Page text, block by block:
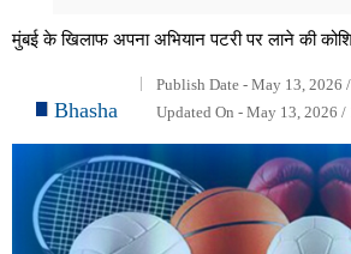
मुंबई के खिलाफ अपना अभियान पटरी पर लाने की
Bhasha
Publish Date - May 13, 2026
Updated On - May 13, 2026